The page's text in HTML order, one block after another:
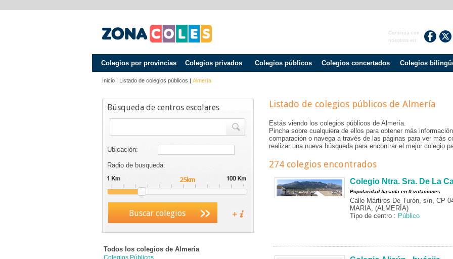
Continua con
nosotros en:
Colegios por provincias Colegios privados Colegios públicos Colegios concertados Colegios
Inicio | Listado de colegios públicos | Almería
Búsqueda de centros escolares
Ubicación:
Radio de busqueda:
Buscar colegios
Todos los colegios de Almeria
Colegios Públicos
Listado de colegios públicos de Almería
Estás viendo los colegios públicos de Almería.
Pincha sobre cualquiera de ellos para obtener más
comparación o navega a través de las páginas para ver más
realizar una nueva búsqueda para encontrar el mejor colegio
274 colegios encontrados
Colegio Ntra. Sra. De La
Popularidad basada en 0 votaciones
Calle Mártires De Turón, s/n, CP
MARIA, (ALMERÍA)
Tipo de centro : Público